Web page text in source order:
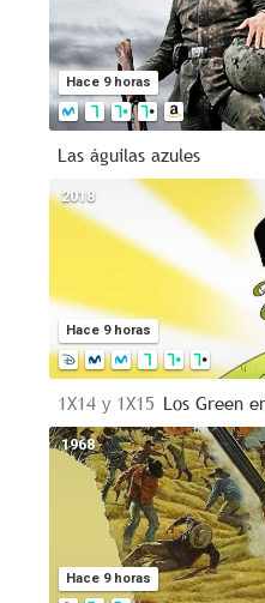
Hace 9 horas
Las águilas azules
Hace 9 horas
2018
1X14 y 1X15 Los Green
Hace 9 horas
1968